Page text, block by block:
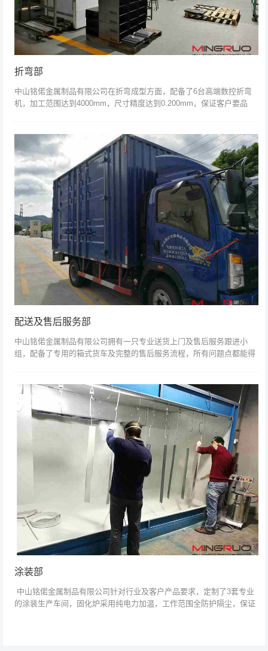
折弯部
中山铭偌金属制品有限公司在折弯成型方面，配备了6台高端数控折弯
机，加工范围达到4000mm，尺寸精度达到0.200mm，保证客户要品
配送及售后服务部
中山铭偌金属制品有限公司拥有一只专业送货上门及售后服务跟进小
组，配备了专用的箱式货车及完整的售后服务流程，所有问题点都能得
涂装部
中山铭偌金属制品有限公司针对行业及客户产品要求，定制了3套专业
的涂装生产车间，固化炉采用纯电力加温，工作范围全防护隔尘，保证